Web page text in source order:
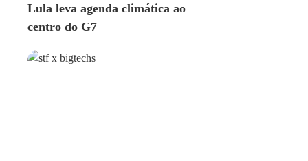
Lula leva agenda climática ao
centro do G7